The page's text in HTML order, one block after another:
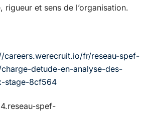
rigueur et sens de l’organisation.
careers.werecruit.io/fr/reseau-spef-
detude-en-analyse-des-
stage-8cf564
spef-